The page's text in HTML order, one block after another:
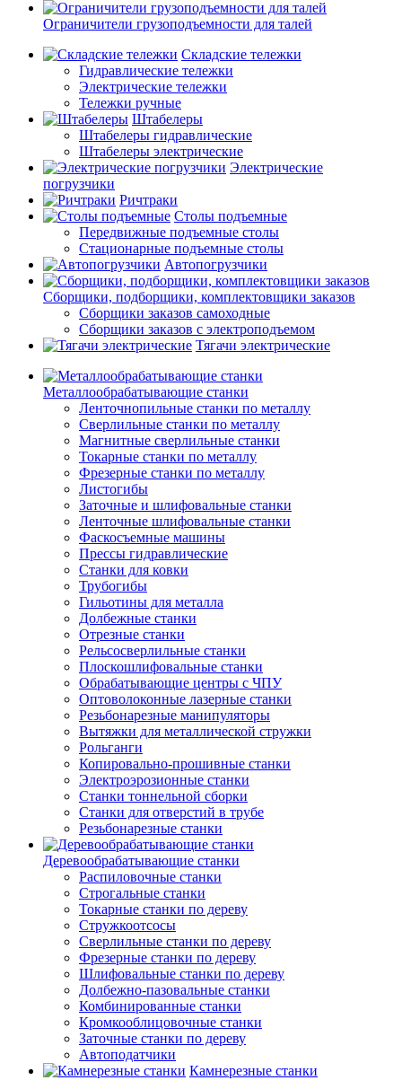
Ограничители грузоподъемности для талей
Складские тележки
Гидравлические тележки
Электрические тележки
Тележки ручные
Штабелеры
Штабелеры гидравлические
Штабелеры электрические
Электрические
погрузчики
Ричтраки
Столы подъемные
Передвижные подъемные столы
Стационарные подъемные столы
Автопогрузчики
Сборщики, подборщики, комплектовщики заказов
Сборщики заказов самоходные
Сборщики заказов с электроподъемом
Тягачи электрические
Металлообрабатывающие станки
Ленточнопильные станки по металлу
Сверлильные станки по металлу
Магнитные сверлильные станки
Токарные станки по металлу
Фрезерные станки по металлу
Листогибы
Заточные и шлифовальные станки
Ленточные шлифовальные станки
Фаскосъемные машины
Прессы гидравлические
Станки для ковки
Трубогибы
Гильотины для металла
Долбежные станки
Отрезные станки
Рельсосверлильные станки
Плоскошлифовальные станки
Обрабатывающие центры с ЧПУ
Оптоволоконные лазерные станки
Резьбонарезные манипуляторы
Вытяжки для металлической стружки
Рольганги
Копировально-прошивные станки
Электроэрозионные станки
Станки тоннельной сборки
Станки для отверстий в трубе
Резьбонарезные станки
Деревообрабатывающие станки
Распиловочные станки
Строгальные станки
Токарные станки по дереву
Стружкоотсосы
Сверлильные станки по дереву
Фрезерные станки по дереву
Шлифовальные станки по дереву
Долбежно-пазовальные станки
Комбинированные станки
Кромкооблицовочные станки
Заточные станки по дереву
Автоподатчики
Камнерезные станки